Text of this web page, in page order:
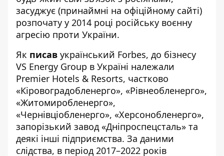
засуджує (принаймні на офіційному сайті)
розпочату у 2014 році російську воєнну
агресію проти України.
Як писав український Forbes, до бізнесу
VS Energy Group в Україні належали
Premier Hotels & Resorts, частково
«Кіровоградобленерго», «Рівнеобленерго»,
«Житомиробленерго»,
«Чернівціобленерго», «Херсонобленерго»,
запорізький завод «Дніпроспецсталь» та
деякі інші підприємства. За даними
слідства, в період 2017–2022 років